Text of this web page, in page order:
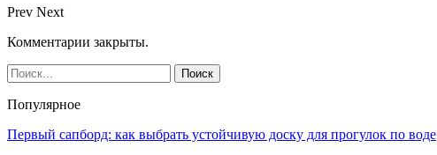
Prev Next
Комментарии закрыты.
Популярное
Первый сапборд: как выбрать устойчивую доску для прогулок по воде